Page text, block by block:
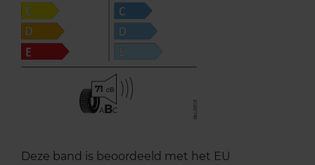
71
ABC
Deze band is beoordeeld met het EU